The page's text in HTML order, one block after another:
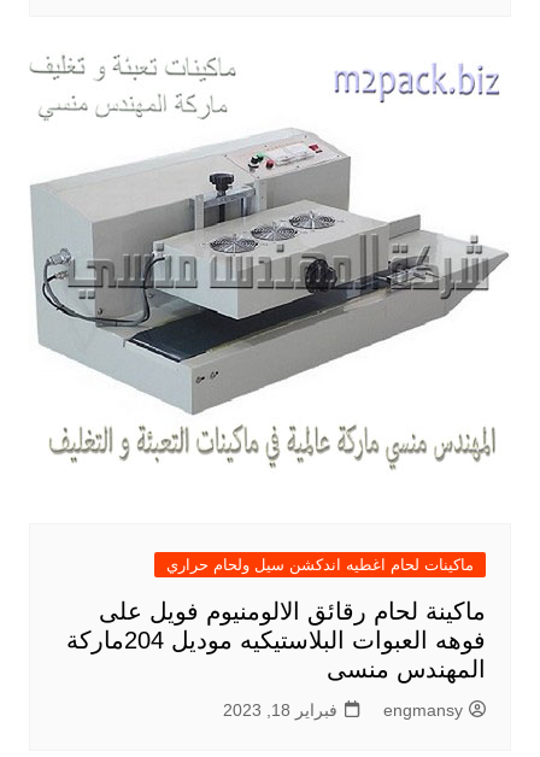
ماكينات لحام اغطيه اندكشن سيل ولحام حراري
ماكينة لحام رقائق الالومنيوم فويل على
فوهه العبوات البلاستيكيه موديل 204ماركة
المهندس منسى
engmansy فبراير 18, 2023